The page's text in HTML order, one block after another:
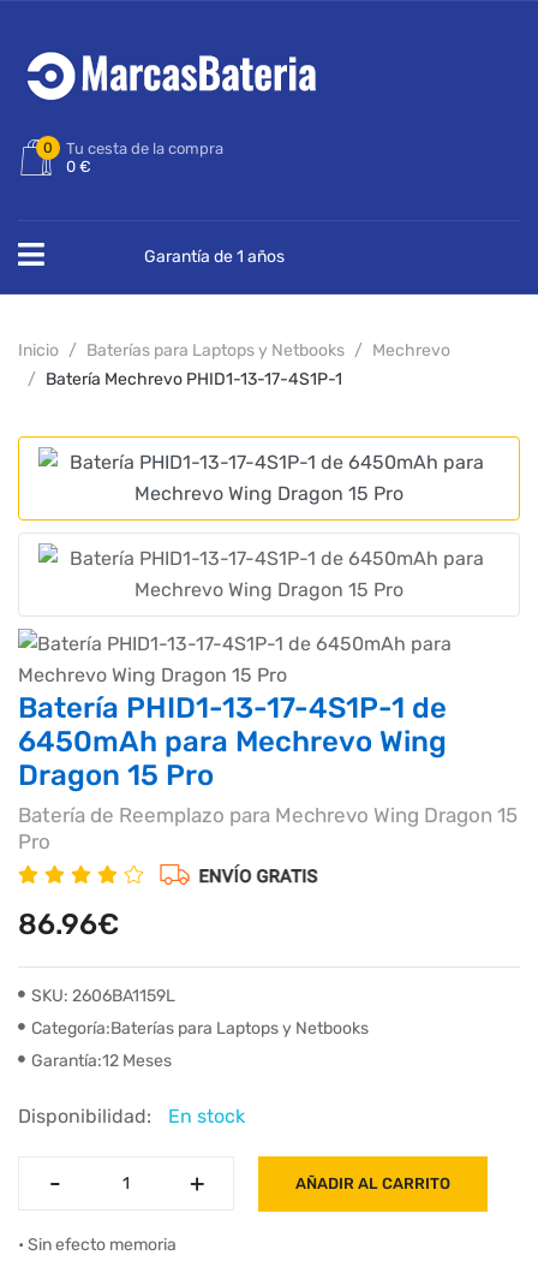
0
Tu cesta de la compra
0 €
Garantía de 1 años
Inicio Baterías para Laptops y Netbooks
Mechrevo
Batería Mechrevo PHID1-13-17-4S1P-1
Batería PHID1-13-17-4S1P-1 de
6450mAh para Mechrevo Wing
Dragon 15 Pro
Batería de Reemplazo para Mechrevo Wing Dragon 15
Pro
86.96€
SKU: 2606BA1159L
Categoría:Baterías para Laptops y Netbooks
Garantía:12 Meses
Disponibilidad: En stock
- +
- + AÑADIR AL CARRITO
• Sin efecto memoria